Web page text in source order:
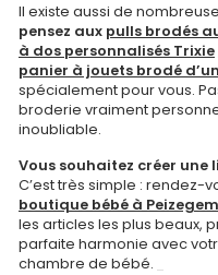
Il existe aussi de
pensez aux pulls brodés
à dos personnalisés Trixie
panier à jouets brodé
spécialement pour vous.
broderie vraiment
inoubliable.
Vous souhaitez créer une
C’est très simple : rendez-
boutique bébé à Peizegem
les articles les plus beaux,
parfaite harmonie avec
chambre de bébé.